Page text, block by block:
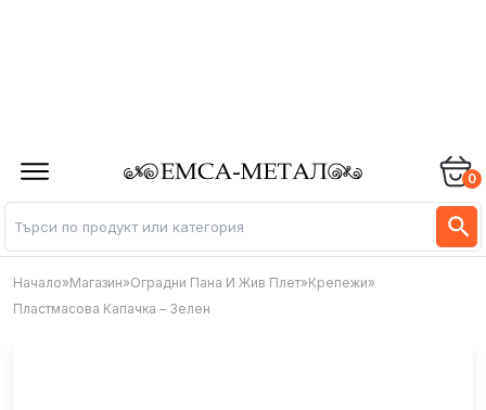
0
Начало»Магазин»Оградни Пана И Жив Плет»Крепежи»
Пластмасова Капачка – Зелен